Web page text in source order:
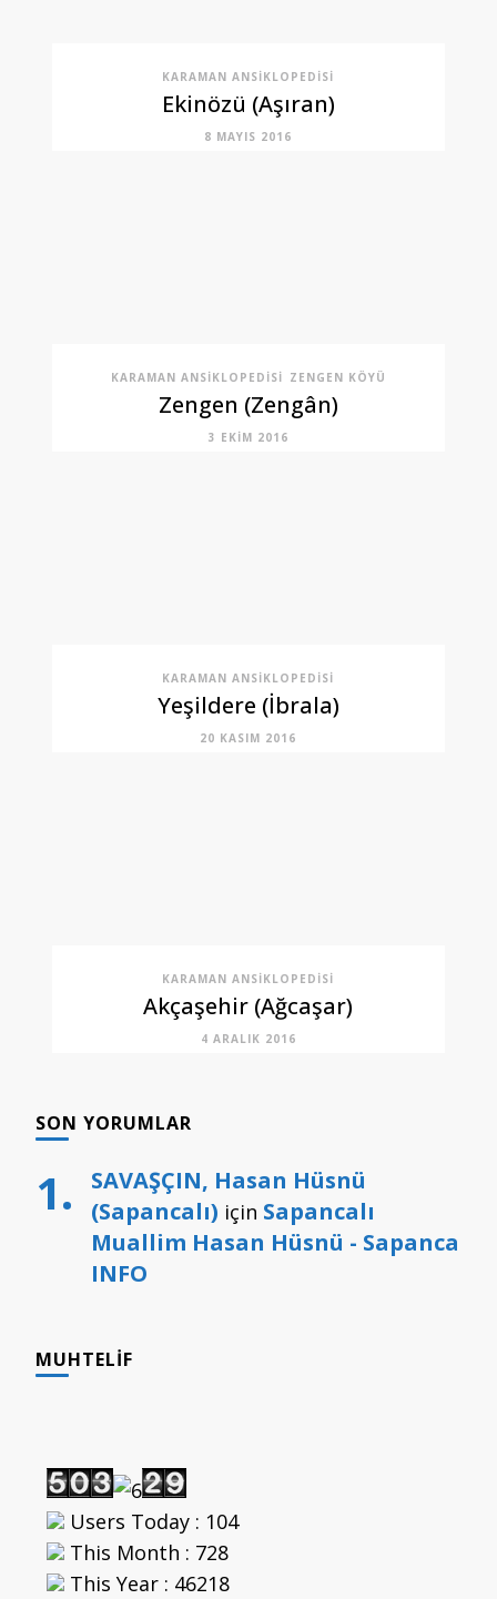
KARAMAN ANSIKLOPEDISI
Ekinözü (Aşıran)
8 MAYIS 2016
KARAMAN ANSIKLOPEDISI ZENGEN KÖYÜ
Zengen (Zengân)
3 EKIM 2016
KARAMAN ANSIKLOPEDISI
Yeşildere (İbrala)
20 KASIM 2016
KARAMAN ANSIKLOPEDISI
Akçaşehir (Ağcaşar)
4 ARALIK 2016
SON YORUMLAR
SAVAŞÇIN, Hasan Hüsnü
(Sapancalı) için Sapancalı
Muallim Hasan Hüsnü - Sapanca
INFO
MUHTELIF
Users Today : 104
This Month : 728
This Year : 46218